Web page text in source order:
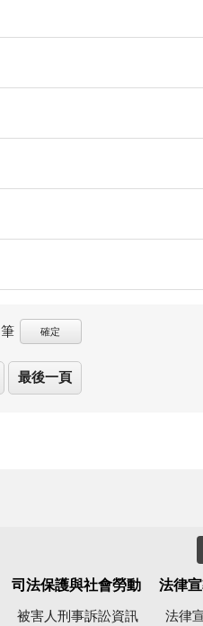
筆 確定
最後一頁
司法保護與社會勞動
被害人刑事訴訟資訊
法律
法律